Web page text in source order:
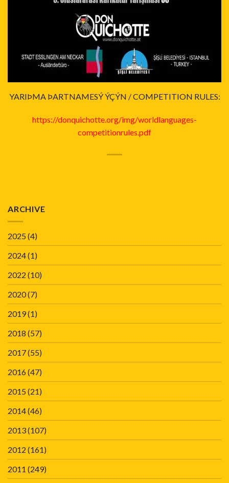
YARIÞMA ÞARTNAMESÝ ÝÇÝN / COMPETITION RULES:
https://donquichotte.org/img/worldlanguages-
competitionrules.pdf
ARCHIVE
2025(4)
2024(1)
2022 (10)
2020(7)
2019(1)
2018 (57)
2017(55)
2016(47)
2015(21)
2014(46)
2013(107)
2012 (161)
2011 (249)